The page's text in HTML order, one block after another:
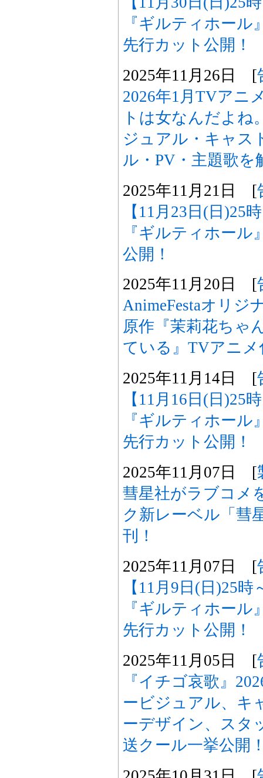
『ギルティホー
先行カット公開！
2025年11月26日 [
2026年1月TVアニ
トは女なんだよね
ジュアル・キャス
ル・PV・主題歌を
2025年11月21日 [
【11月23日(日)25
『ギルティホール
公開！
2025年11月20日 [
AnimeFestaオリジ
原作『茉莉花ちゃ
ている』TVアニメ
2025年11月14日 [
【11月16日(日)25
『ギルティホー
先行カット公開！
2025年11月07日 [
彗星社がラブコメ
ク新レーベル「彗
刊！
2025年11月07日 [
【11月9日(日)25
『ギルティホー
先行カット公開！
2025年11月05日 [
『イチゴ哀歌』
ービジュアル、キ
ーデザイン、スタ
送クール一挙公開